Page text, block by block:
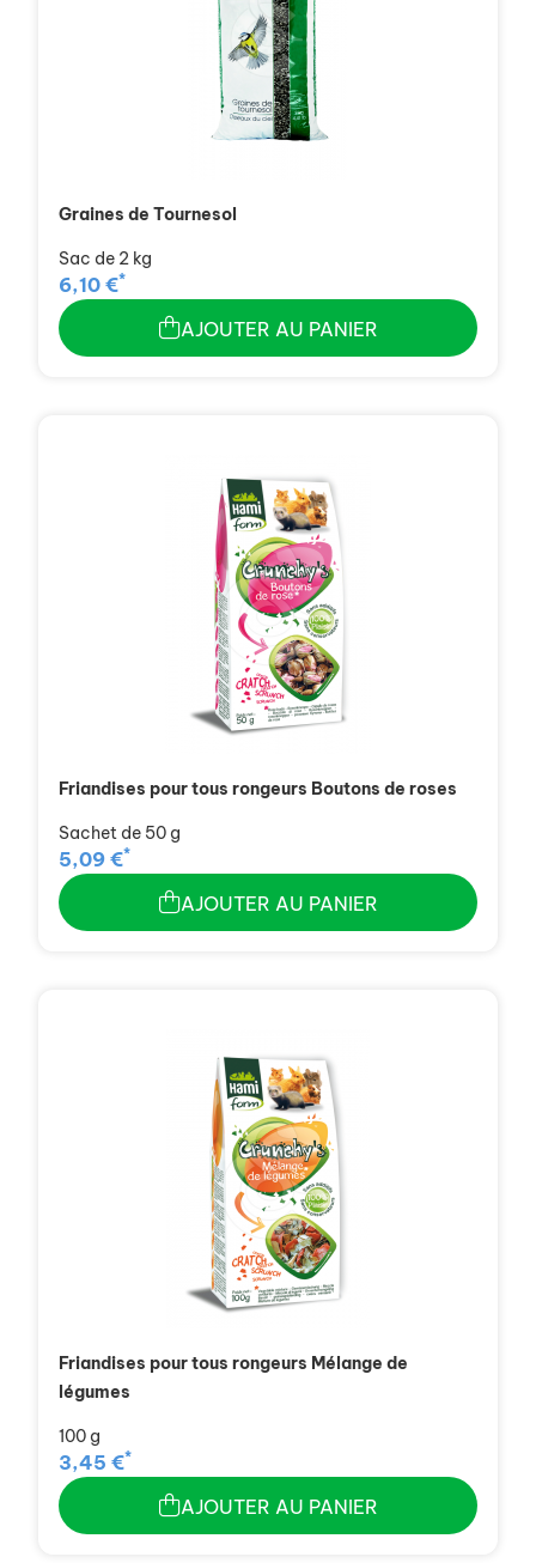
Graines de Tournesol
Sac de 2 kg
6,10 €*
AJOUTER AU PANIER
Friandises pour tous rongeurs Boutons de roses
Sachet de 50 g
5,09 €*
AJOUTER AU PANIER
Friandises pour tous rongeurs Mélange de
légumes
100 g
3,45 €*
AJOUTER AU PANIER